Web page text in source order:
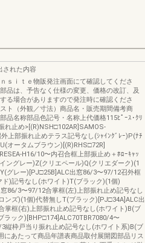
された内容
ｓｉｔｅ物販発注画面にて確認してくださ
品は、予告なく仕様の変更、価格の改訂、及
る場合がありますので発注時に確認くださ
ト（外観／寸法）商品名・販売期間備考商
品名称部品色記号・名称上代価格115ﾋﾟｰｽ･ｸﾘ
れ止め>[(R)NSH□102AR]SAMOS-
上部振れ止めテラス記号なし(ｼｬｲﾝｸﾞﾚｰ)P(ﾅﾁ
オータムブラウン)[(R)RHS□72R]
H16/10〜内召合框上部振止め＋ﾎﾛｰｷｬｯ
ングレー)Z(クリエペール)Q(クリエダーク)(1
グレー)[PJ□25B]ALC出窓86/3〜97/12召外框
ド)記号なし(ホワイト)T(ブラック)(1個)
86/3〜97/12合掌框(左)上部振れ止め記号なし
ンズ)(1個)代替無しT(ブラック)[PJ□34A]ALC出
掌框(右)上部振れ止め記号なし(ホワイト)B(ブ
ラック)[BHP□174]ALC70TBR7080/4〜
縦枠戸当り振れ止め記号なし(ホワイト系)B(ブ
にあたって商品年譜表商品取付展開図部品リス